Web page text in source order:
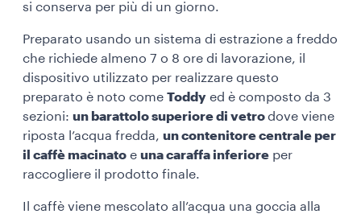
si conserva per più di un giorno.
Preparato usando un sistema di estrazione a freddo
che richiede almeno 7 o 8 ore di lavorazione, il
dispositivo utilizzato per realizzare questo
preparato è noto come Toddy ed è composto da 3
sezioni: un barattolo superiore di vetrodove viene
riposta l’acqua fredda, un contenitore centrale per
il caffè macinato e una caraffa inferiore per
raccogliere il prodotto finale.
Il caffè viene mescolato all’acqua una goccia alla